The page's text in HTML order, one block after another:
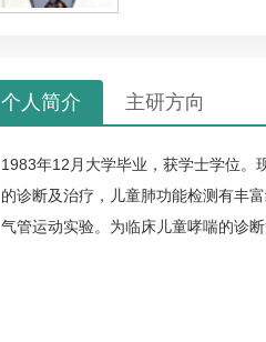
个人简介 主研方向
1983年12月大学毕业，获学士学位。
的诊断及治疗，儿童肺功能检测有丰
气管运动实验。为临床儿童哮喘的诊